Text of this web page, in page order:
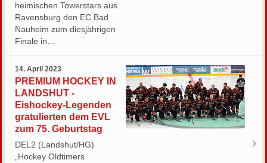
heimischen Towerstars aus
Ravensburg den EC Bad
Nauheim zum diesjährigen
Finale in…
14. April 2023
PREMIUM HOCKEY IN
LANDSHUT -
Eishockey-Legenden
gratulierten dem EVL
zum 75. Geburtstag
DEL2 (Landshut/HG)
„Hockey Oldtimers